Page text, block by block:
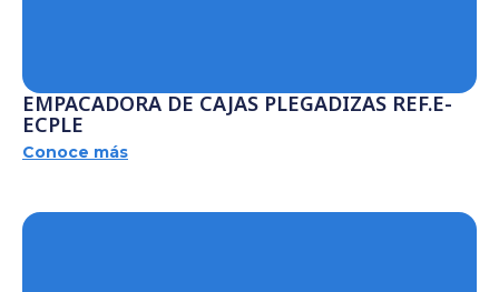
EMPACADORA DE CAJAS PLEGADIZAS REF.E-
ECPLE
Conoce más